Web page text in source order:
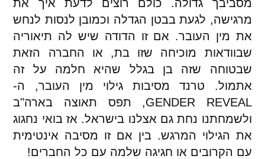
מסביבך גדולה. כולם רוצים לדעת איך את
מרגישה, לגעת בבטן הגדלה וכמובן לנסות לנחש
את מין העובר. אם זו הדודה שיש לה תיאוריה
שבוודאות מוכיחה שזו בת, או החברה הזאת
שבטוחה שזה בן בגלל שהיא חלמה על זה
אתמול. טרנד מסיבות גילוי מין העובר, ה-
GENDER REVEAL, תפס תאוצה בארה"ב
ולשמחתנו נחת גם אצלנו בישראל. אז בואי נחגוג
את הגילוי המרגש. בין אם זו מסיבה אינטימית
עם הקרובים או חגיגה שלמה עם כל החברים!